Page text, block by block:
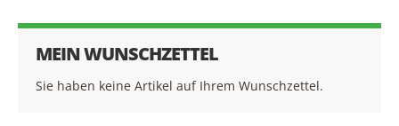
MEIN WUNSCHZETTEL
Sie haben keine Artikel auf Ihrem Wunschzettel.